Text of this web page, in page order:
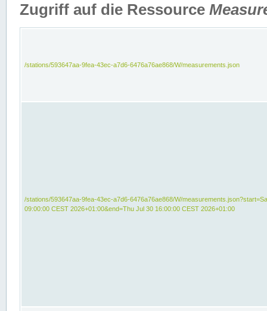
Zugriff auf die Ressource
/stations/593647aa-9fea-43ec-a7d6-6476a76ae868/W/measurements.json
/stations/593647aa-9fea-43ec-a7d6-6476a76ae868/W/
09:00:00 CEST 2026+01:00&end=Thu Jul 30 16:00:00 CEST 2026+01:00